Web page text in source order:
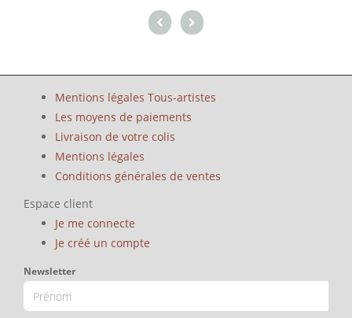
Mentions légales Tous-artistes
Les moyens de paiements
Livraison de votre colis
Mentions légales
Conditions générales de ventes
Espace client
Je me connecte
Je créé un compte
Newsletter